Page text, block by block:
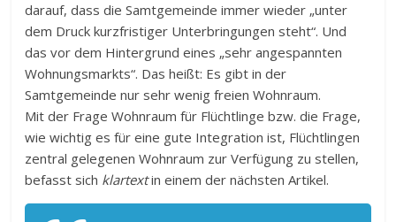
darauf, dass die Samtgemeinde immer wieder „unter
dem Druck kurzfristiger Unterbringungen steht“. Und
das vor dem Hintergrund eines „sehr angespannten
Wohnungsmarkts“. Das heißt: Es gibt in der
Samtgemeinde nur sehr wenig freien Wohnraum.
Mit der Frage Wohnraum für Flüchtlinge bzw. die Frage,
wie wichtig es für eine gute Integration ist, Flüchtlingen
zentral gelegenen Wohnraum zur Verfügung zu stellen,
befasst sich klartextin einem der nächsten Artikel.